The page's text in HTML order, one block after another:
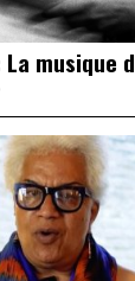
musique